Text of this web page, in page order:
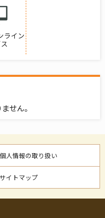
ライン
せん。
個人情報の取り扱い
サイトマップ